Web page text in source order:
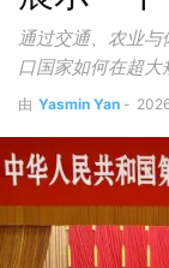
通过交通、农业与
口国家如何在超大
由 Yasmin Yan -